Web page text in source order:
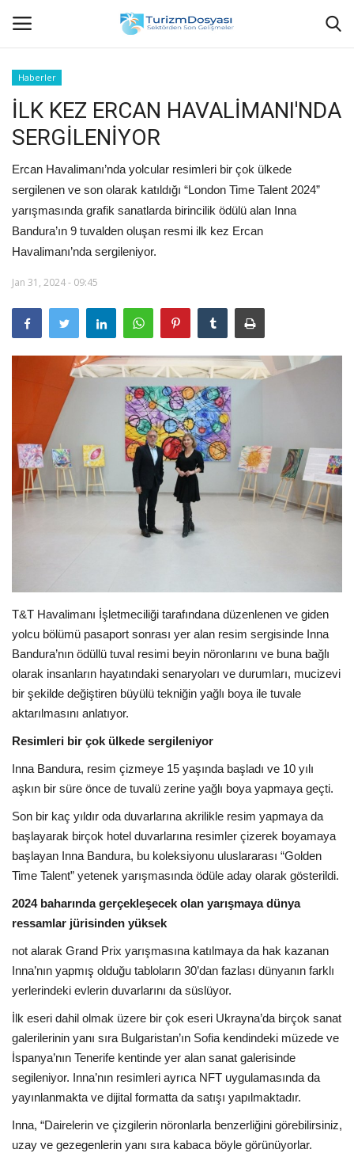
Anasayfa
Bize Ulaşın
Künye
Halil ÖNCÜ kimdir?
Haberler
Araştırma - İnceleme
Lezzet Durakları
Röportajlar
Yorumlar
Video Tanıtım
Köşe Yazarları
Galeri
Haberler
İLK KEZ ERCAN HAVALİMANI'NDA
SERGİLENİYOR
Ercan Havalimanı’nda yolcular resimleri bir çok ülkede
sergilenen ve son olarak katıldığı “London Time Talent 2024”
yarışmasında grafik sanatlarda birincilik ödülü alan Inna
Bandura’ın 9 tuvalden oluşan resmi ilk kez Ercan
Havalimanı’nda sergileniyor.
Jan 31, 2024 - 09:45
T&T Havalimanı İşletmeciliği tarafındana düzenlenen ve giden
yolcu bölümü pasaport sonrası yer alan resim sergisinde Inna
Bandura’nın ödüllü tuval resimi beyin nöronlarını ve buna bağlı
olarak insanların hayatındaki senaryoları ve durumları, mucizevi
bir şekilde değiştiren büyülü tekniğin yağlı boya ile tuvale
aktarılmasını anlatıyor.
Resimleri bir çok ülkede sergileniyor
Inna Bandura, resim çizmeye 15 yaşında başladı ve 10 yılı
aşkın bir süre önce de tuvalü zerine yağlı boya yapmaya geçti.
Son bir kaç yıldır oda duvarlarına akrilikle resim yapmaya da
başlayarak birçok hotel duvarlarına resimler çizerek boyamaya
başlayan Inna Bandura, bu koleksiyonu uluslararası “Golden
Time Talent” yetenek yarışmasında ödüle aday olarak gösterildi.
2024 baharında gerçekleşecek olan yarışmaya dünya
ressamlar jürisinden yüksek
not alarak Grand Prix yarışmasına katılmaya da hak kazanan
Inna’nın yapmış olduğu tabloların 30’dan fazlası dünyanın farklı
yerlerindeki evlerin duvarlarını da süslüyor.
İlk eseri dahil olmak üzere bir çok eseri Ukrayna’da birçok sanat
galerilerinin yanı sıra Bulgaristan’ın Sofia kendindeki müzede ve
İspanya’nın Tenerife kentinde yer alan sanat galerisinde
segileniyor. Inna’nın resimleri ayrıca NFT uygulamasında da
yayınlanmakta ve dijital formatta da satışı yapılmaktadır.
Inna, “Dairelerin ve çizgilerin nöronlarla benzerliğini görebilirsiniz,
uzay ve gezegenlerin yanı sıra kabaca böyle görünüyorlar.